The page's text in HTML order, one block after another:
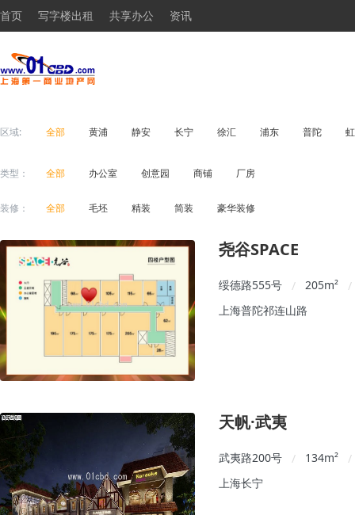
首页 写字楼出租 共享办公 资讯
区域: 全部 黄浦 静安 长宁 徐汇 浦东 普陀
类型： 全部 办公室 创意园 商铺 厂房
装修： 全部 毛坯 精装 简装 豪华装修
尧谷SPACE
绥德路555号 / 205m²
/
上海普陀祁连山路
天帆·武夷
武夷路200号 / 134m²
/
上海长宁